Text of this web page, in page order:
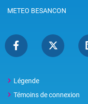
METEO BESANCON
Légende
Témoins de connexion